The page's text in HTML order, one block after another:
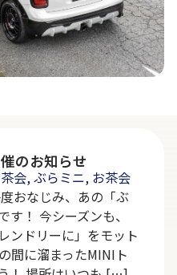
のお知らせ
会,ぶらミニ, お茶会
おなじみ、あの「ぶ
す！ 今シーズンも、
ンドリーに」をモット
間に溜まったMINIト